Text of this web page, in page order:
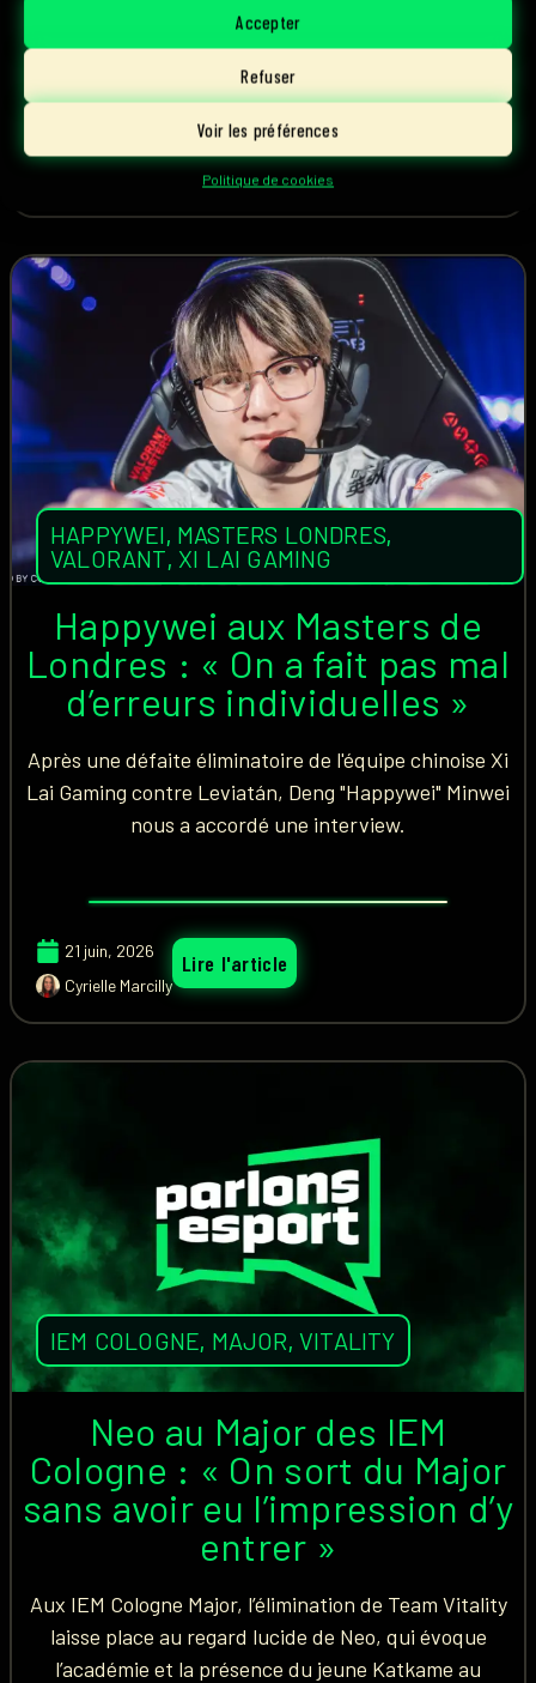
Accepter
Refuser
Voir les préférences
Politique de cookies
finale. Il décroche donc son ticket pour les
championnats du monde.
Lire l'article
HAPPYWEI, MASTERS LONDRES,
VALORANT, XI LAI GAMING
Happywei aux Masters de
Londres : « On a fait pas mal
d’erreurs individuelles »
Après une défaite éliminatoire de l'équipe chinoise Xi
Lai Gaming contre Leviatán, Deng "Happywei" Minwei
nous a accordé une interview.
21 juin, 2026
Cyrielle Marcilly
Lire l'article
IEM COLOGNE, MAJOR,VITALITY
Neo au Major des IEM
Cologne : « On sort du Major
sans avoir eu l’impression d’y
entrer »
Aux IEM Cologne Major, l’élimination de Team Vitality
laisse place au regard lucide de Neo, qui évoque
l’académie et la présence du jeune Katkame au